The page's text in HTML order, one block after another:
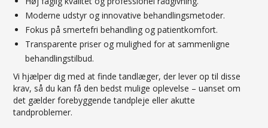
Moderne udstyr og innovative behandlingsmetoder.
Fokus på smertefri behandling og patientkomfort.
Transparente priser og mulighed for at sammenligne
behandlingstilbud.
Vi hjælper dig med at finde tandlæger, der lever op til disse
krav, så du kan få den bedst mulige oplevelse – uanset om
det gælder forebyggende tandpleje eller akutte
tandproblemer.